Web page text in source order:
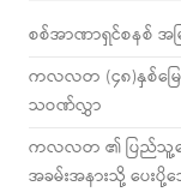
စစ်အာဏာရှင်စနစ် အ
ကလလတ (၄၈)နှစ်မြ
သဝဏ်လွှာ
ကလလတ ၏ ပြည်သူ့တ
အခမ်းအနားသို့ ပေး